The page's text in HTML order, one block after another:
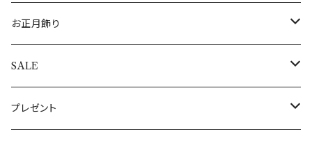
キャンドル・キャンドルスタンド
キャンドル
キャンドルスタンド
ぬいぐるみ
トントゥドール
クリスマスカード
トレイ（トレー）
オーナメントスタンド
イルミネーションライト
ギリシャ
日本
ドイツ
すべての食器・テーブルクロス・敷き物
エッグホルダー
ミニカップ
指輪
全てのアクセサリー
すべてのポストカード
ぽれぽれ動物
ぽれぽれコモノ
クリスマスぽれぽれ動物
シロクマ親子
おとぎの森のくま
お正月飾り
置物・オブジェ
すべてのお正月飾り
SALE
アウトレット
プレゼント